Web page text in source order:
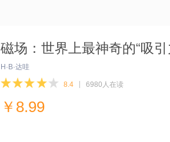
磁场：世界上最神奇的“吸引
H·B·达哇
8.4 6980人在读
￥ 8.99